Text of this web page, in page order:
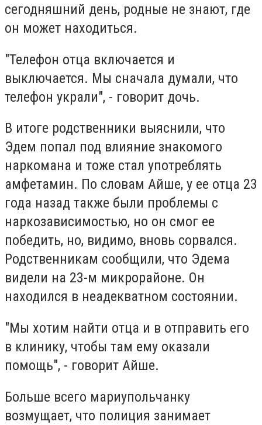
сегодняшний день, родные не знают, где
он может находиться.
"Телефон отца включается и
выключается. Мы сначала думали, что
телефон украли", - говорит дочь.
В итоге родственники выяснили, что
Эдем попал под влияние знакомого
наркомана и тоже стал употреблять
амфетамин. По словам Айше, у ее отца 23
года назад также были проблемы с
наркозависимостью, но он смог ее
победить, но, видимо, вновь сорвался.
Родственникам сообщили, что Эдема
видели на 23-м микрорайоне. Он
находился в неадекватном состоянии.
"Мы хотим найти отца и в отправить его
в клинику, чтобы там ему оказали
помощь", - говорит Айше.
Больше всего мариупольчанку
возмущает, что полиция занимает